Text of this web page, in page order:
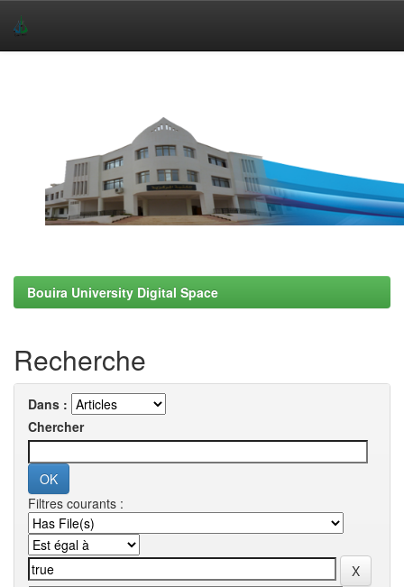
Bouira University Digital Space
Recherche
Dans :
Chercher
Filtres courants :